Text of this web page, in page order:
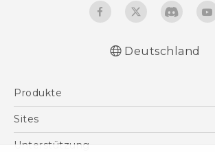
Bestimmungen
Deutschland
Produkte
Smartphones
Sites
HTC Dev
Unterstützung